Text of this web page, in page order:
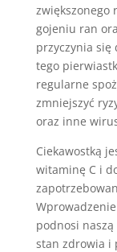
zwiększonego
gojeniu ran
przyczynia się
tego
regularne
zmniejszyć
oraz inne
Ciekawostką
witaminę C i
podnosi
stan zdrowia i